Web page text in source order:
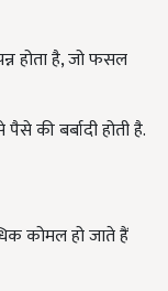
होता है, जो फसल
की बर्बादी होती है.
कोमल हो जाते हैं